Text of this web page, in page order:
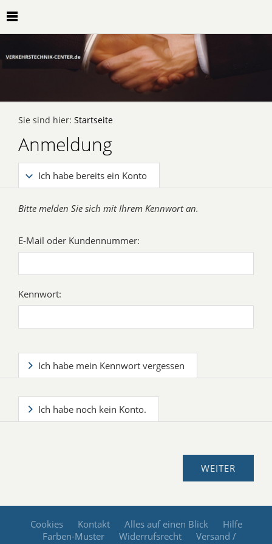
Sie sind hier: Startseite
Anmeldung
Ich habe bereits ein Konto
Bitte melden Sie sich mit Ihrem Kennwort an.
E-Mail oder Kundennummer:
Kennwort:
Ich habe mein Kennwort vergessen
Ich habe noch kein Konto.
Cookies Kontakt Alles auf einen Blick
Hilfe
Farben-Muster
Widerrufsrecht
Versand /